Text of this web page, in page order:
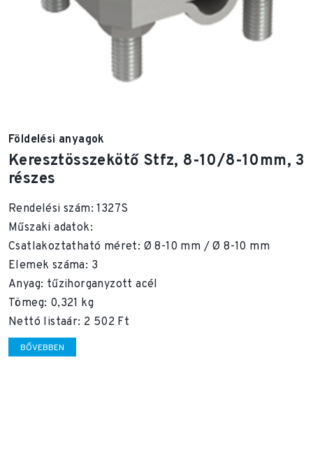
Földelési anyagok
Keresztösszekötő Stfz, 8-10/8-10mm, 3
részes
Rendelési szám: 1327S
Műszaki adatok:
Csatlakoztatható méret: Ø 8-10 mm / Ø 8-10 mm
Elemek száma: 3
Anyag: tűzihorganyzott acél
Tömeg: 0,321 kg
Nettó listaár: 2 502 Ft
BŐVEBBEN